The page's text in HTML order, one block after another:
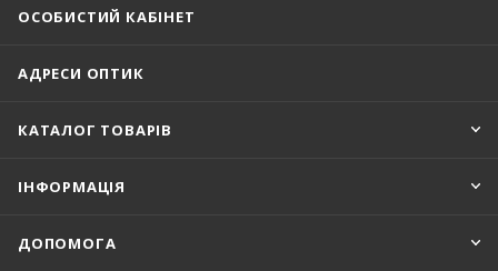
ОСОБИСТИЙ КАБІНЕТ
АДРЕСИ ОПТИК
КАТАЛОГ ТОВАРІВ
ІНФОРМАЦІЯ
ДОПОМОГА